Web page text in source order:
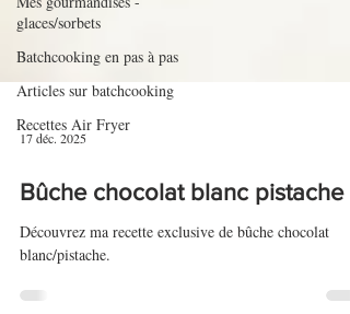
glaces/sorbets
Batchcooking en pas à pas
Articles sur batchcooking
Recettes Air Fryer
17 déc. 2025
Bûche chocolat blanc pistache
blanc/pistache.